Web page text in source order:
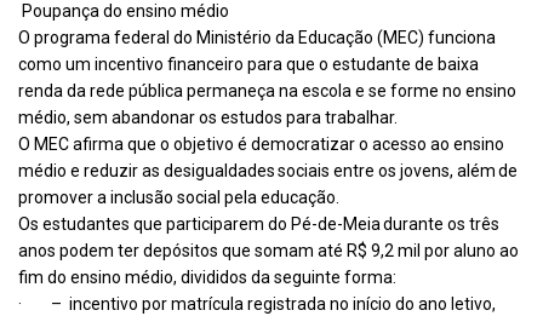
Poupança do ensino médio
O programa federal do Ministério da Educação (MEC) funciona
como um incentivo financeiro para que o estudante de baixa
renda da rede pública permaneça na escola e se forme no ensino
médio, sem abandonar os estudos para trabalhar.
O MEC afirma que o objetivo é democratizar o acesso ao ensino
médio e reduzir as desigualdades sociais entre os jovens, além de
promover a inclusão social pela educação.
Os estudantes que participarem do Pé-de-Meia durante os três
anos podem ter depósitos que somam até R$ 9,2 mil por aluno ao
fim do ensino médio, divididos da seguinte forma:
· – incentivo por matrícula registrada no início do ano letivo,